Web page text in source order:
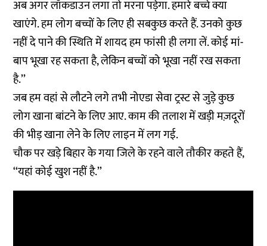
अब अगर लॉकडाउन लगा तो मरना पड़ेगा. हमारे बच्चे क्या
खाएंगे. हम लोग बच्चों के लिए ही सबकुछ करते हैं. उनको कुछ
नहीं दे पाने की स्थिति में शायद हम फांसी ही लगा लें. कोई मां-
बाप भूखा रह सकता है, लेकिन बच्चों को भूखा नहीं रख सकता
है.’’
जब हम वहां से लौटने लगे तभी नोएडा सेवा ट्रस्ट से जुड़े कुछ
लोग खाना बांटने के लिए आए. काम की तलाश में खड़ी मज़दूरों
की भीड़ खाना लेने के लिए लाइन में लग गई.
चौक पर खड़े बिहार के गया जिले के रहने वाले तौकीर कहते हैं,
‘‘यहां कोई खुश नहीं है.’’